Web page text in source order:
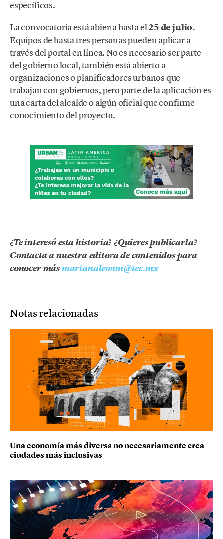
específicos.
La convocatoria está abierta hasta el25 de julio.
Equipos de hasta tres personas pueden aplicar a
través del portal en línea. No es necesario ser parte
del gobierno local, también está abierto a
organizaciones o planificadores urbanos que
trabajan con gobiernos, pero parte de la aplicación es
una carta del alcalde o algún oficial que confirme
conocimiento del proyecto.
¿Te interesó esta historia? ¿Quieres publicarla?
Contacta a nuestra editora de contenidos para
conocer másmarianaleonm@tec.mx
Notas relacionadas
Una economía más diversa no necesariamente crea
ciudades más inclusivas